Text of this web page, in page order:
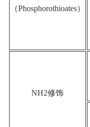
（Phosphorothioates）
NH2修饰